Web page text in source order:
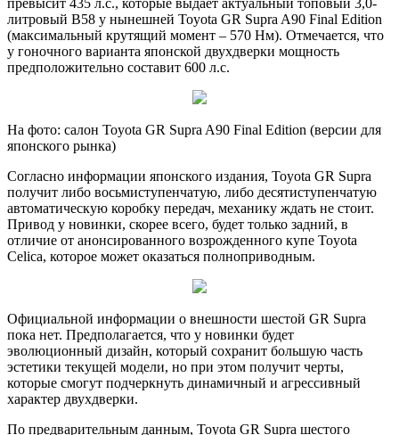
литровый B58 у нынешней Toyota GR Supra A90 Final Edition
(максимальный крутящий момент – 570 Нм). Отмечается, что
у гоночного варианта японской двухдверки мощность
предположительно составит 600 л.с.
На фото: салон Toyota GR Supra A90 Final Edition (версии для
японского рынка)
Согласно информации японского издания, Toyota GR Supra
получит либо восьмиступенчатую, либо десятиступенчатую
автоматическую коробку передач, механику ждать не стоит.
Привод у новинки, скорее всего, будет только задний, в
отличие от анонсированного возрожденного купе Toyota
Celica, которое может оказаться полноприводным.
Официальной информации о внешности шестой GR Supra
пока нет. Предполагается, что у новинки будет
эволюционный дизайн, который сохранит большую часть
эстетики текущей модели, но при этом получит черты,
которые смогут подчеркнуть динамичный и агрессивный
характер двухдверки.
По предварительным данным, Toyota GR Supra шестого